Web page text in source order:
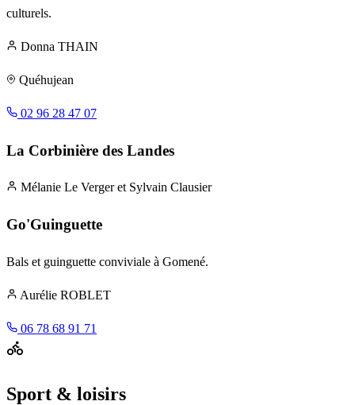
culturels.
Donna THAIN
Quéhujean
02 96 28 47 07
La Corbinière des Landes
Mélanie Le Verger et Sylvain Clausier
Go'Guinguette
Bals et guinguette conviviale à Gomené.
Aurélie ROBLET
06 78 68 91 71
Sport & loisirs